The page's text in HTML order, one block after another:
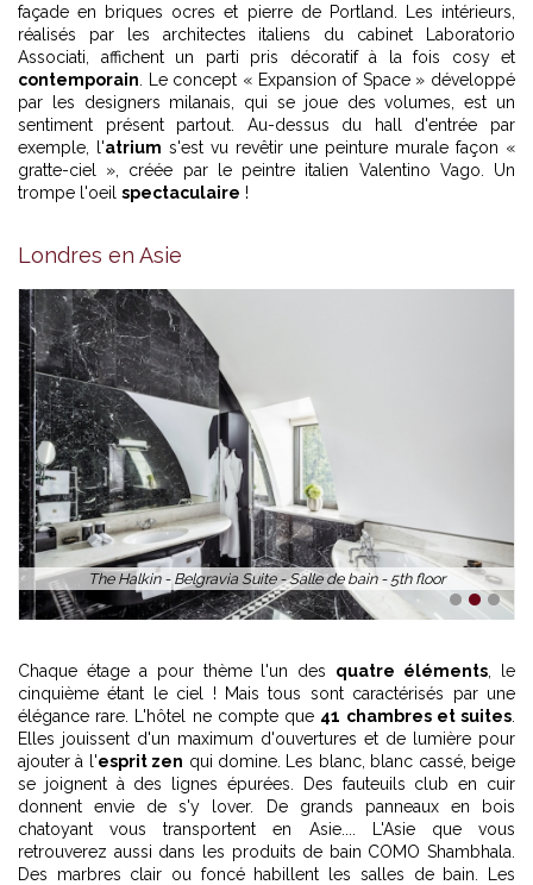
façade en briques ocres et pierre de Portland. Les intérieurs,
réalisés par les architectes italiens du cabinet Laboratorio
Associati, affichent un parti pris décoratif à la fois cosy et
contemporain . Le concept « Expansion of Space » développé
par les designers milanais, qui se joue des volumes, est un
sentiment présent partout. Au-dessus du hall d'entrée par
exemple, l'atrium s'est vu revêtir une peinture murale façon «
gratte-ciel », créée par le peintre italien Valentino Vago. Un
trompe l'oeil spectaculaire !
Londres en Asie
The Halkin - Belgravia Suite - Salle de bain - 5th floor
1 2 3
Chaque étage a pour thème l'un des quatre éléments , le
cinquième étant le ciel ! Mais tous sont caractérisés par une
élégance rare. L'hôtel ne compte que 41 chambres et suites
Elles jouissent d'un maximum d'ouvertures et de lumière pour
ajouter à l'esprit zen qui domine. Les blanc, blanc cassé, beige
se joignent à des lignes épurées. Des fauteuils club en cuir
donnent envie de s'y lover. De grands panneaux en bois
chatoyant vous transportent en Asie.... L'Asie que vous
retrouverez aussi dans les produits de bain COMO Shambhala.
Des marbres clair ou foncé habillent les salles de bain. Les